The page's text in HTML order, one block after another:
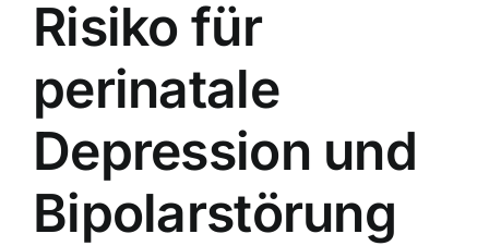
Risiko für
perinatale
Depression und
Bipolarstörung